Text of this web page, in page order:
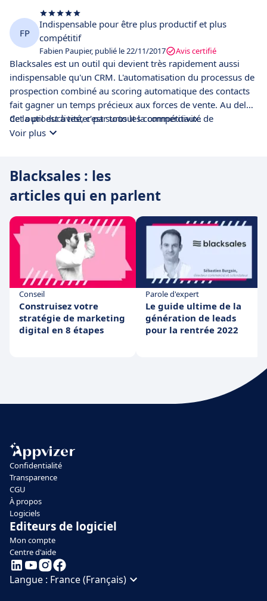
FP
Indispensable pour être plus productif et plus
compétitif
Fabien Paupier, publié le 22/11/2017 Avis certifié
Blacksales est un outil qui devient très rapidement aussi
indispensable qu'un CRM. L'automatisation du processus de
prospection combiné au scoring automatique des contacts
fait gagner un temps précieux aux forces de vente. Au delà
de la productivité, c'est surtout la compétitivité de
l'entreprise qui va de paire avec la satisfaction des
commerciales, les taux de conversion ainsi que le volume
d'affaires signées augmente drastiquement dès la mise en
place de Blacksales.
Cet outil est à tester par tous les commerciaux.
Voir plus
Blacksales : les
articles qui en parlent
Conseil
Construisez votre
stratégie de marketing
digital en 8 étapes
Parole d'expert
Le guide ultime de la
génération de leads
pour la rentrée 2022
Confidentialité
Transparence
CGU
À propos
Logiciels
Editeurs de logiciel
Mon compte
Centre d'aide
Langue : France (Français)